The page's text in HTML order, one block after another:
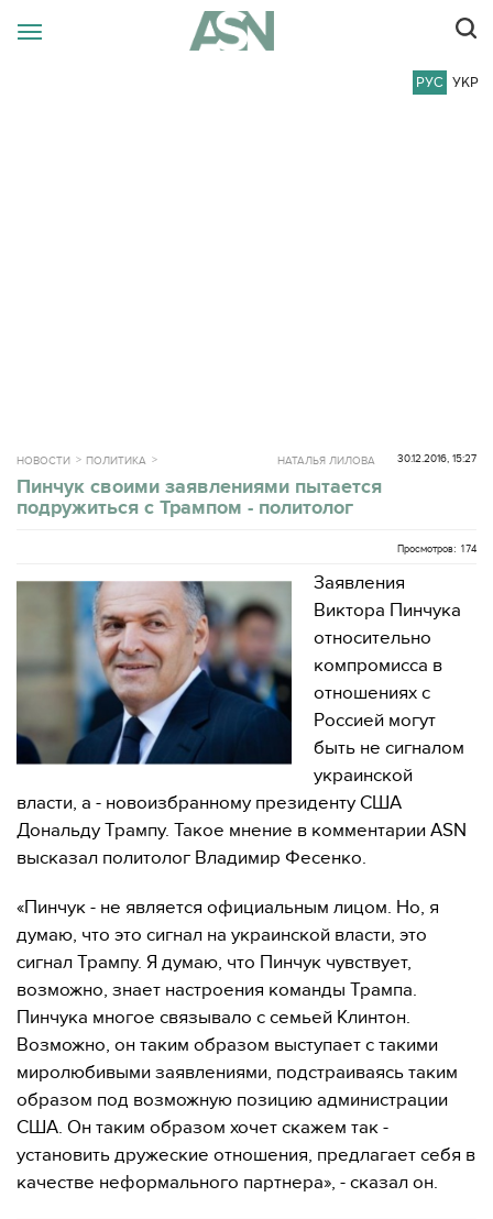
РУС УКР
НОВОСТИ ПОЛИТИКА 30.12.2016, 15:27
НАТАЛЬЯ ЛИЛОВА
Пинчук своими заявлениями пытается
подружиться с Трампом - политолог
Просмотров: 174
Заявления
Виктора Пинчука
относительно
компромисса в
отношениях с
Россией могут
быть не сигналом
украинской
власти, а - новоизбранному президенту США
Дональду Трампу. Такое мнение в комментарии ASN
высказал политолог Владимир Фесенко.
«Пинчук - не является официальным лицом. Но, я
думаю, что это сигнал на украинской власти, это
сигнал Трампу. Я думаю, что Пинчук чувствует,
возможно, знает настроения команды Трампа.
Пинчука многое связывало с семьей Клинтон.
Возможно, он таким образом выступает с такими
миролюбивыми заявлениями, подстраиваясь таким
образом под возможную позицию администрации
США. Он таким образом хочет скажем так -
установить дружеские отношения, предлагает себя в
качестве неформального партнера», - сказал он.